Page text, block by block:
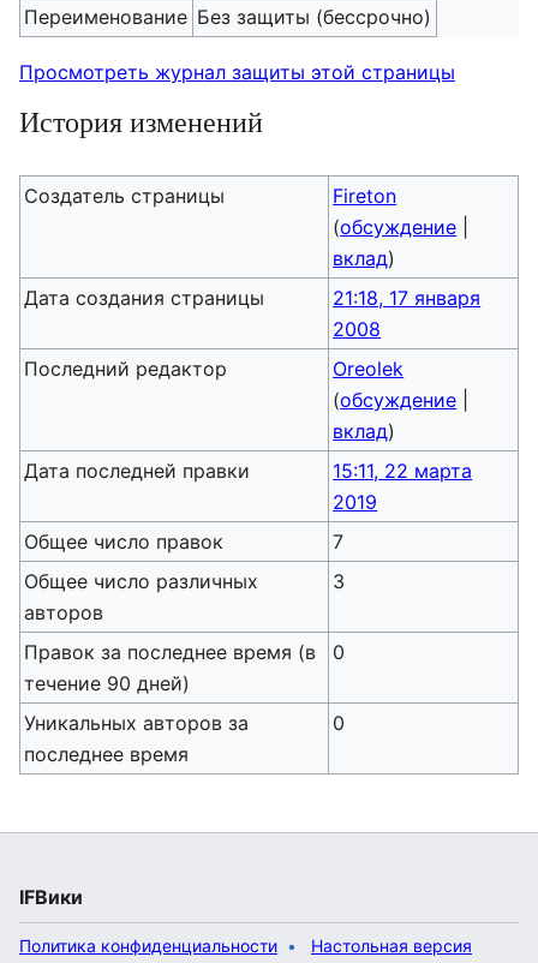
Переименование Без защиты (бессрочно)
Просмотреть журнал защиты этой страницы
История изменений
Создатель страницы
Fireton
(обсуждение
вклад)
Дата создания страницы
21:18, 17 января
2008
Последний редактор
Oreolek
(обсуждение
вклад)
Дата последней правки
15:11, 22 марта
2019
Общее число правок
7
Общее число различных
авторов
3
Правок за последнее время (в
течение 90 дней)
0
Уникальных авторов за
последнее время
0
IFВики
Политика конфиденциальности Настольная версия